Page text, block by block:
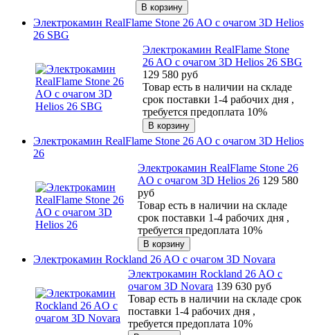
Электрокамин RealFlame Stone 26 AO с очагом 3D Helios
26 SBG
Электрокамин RealFlame Stone
26 AO с очагом 3D Helios 26 SBG
129 580 руб
Товар есть в наличии на складе
срок поставки 1-4 рабочих дня ,
требуется предоплата 10%
Электрокамин RealFlame Stone 26 AO с очагом 3D Helios
26
Электрокамин RealFlame Stone 26
AO с очагом 3D Helios 26 129 580
руб
Товар есть в наличии на складе
срок поставки 1-4 рабочих дня ,
требуется предоплата 10%
Электрокамин Rockland 26 AO с очагом 3D Novara
Электрокамин Rockland 26 AO с
очагом 3D Novara 139 630 руб
Товар есть в наличии на складе срок
поставки 1-4 рабочих дня ,
требуется предоплата 10%